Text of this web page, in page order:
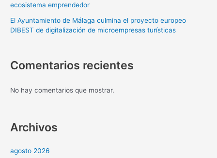
ecosistema emprendedor
El Ayuntamiento de Málaga culmina el proyecto europeo
DIBEST de digitalización de microempresas turísticas
Comentarios recientes
No hay comentarios que mostrar.
Archivos
agosto 2026